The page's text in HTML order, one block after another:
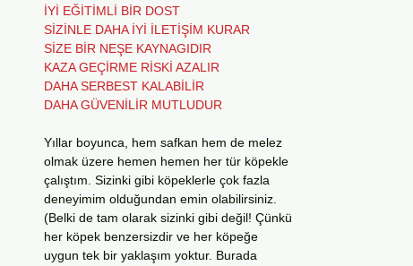
İYİ EĞİTİMLİ BİR DOST
SİZİNLE DAHA İYİ İLETİŞİM KURAR
SİZE BİR NEŞE KAYNAGIDIR
KAZA GEÇİRME RİSKİ AZALIR
DAHA SERBEST KALABİLİR
DAHA GÜVENİLİR MUTLUDUR
Yıllar boyunca, hem safkan hem de melez
olmak üzere hemen hemen her tür köpekle
çalıştım. Sizinki gibi köpeklerle çok fazla
deneyimim olduğundan emin olabilirsiniz.
(Belki de tam olarak sizinki gibi değil! Çünkü
her köpek benzersizdir ve her köpeğe
uygun tek bir yaklaşım yoktur. Burada